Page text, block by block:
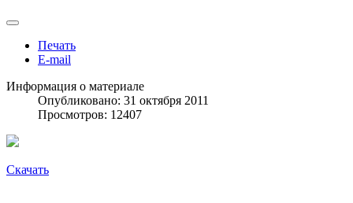
Печать
E-mail
Информация о материале
Опубликовано: 31 октября 2011
Просмотров: 12407
Скачать